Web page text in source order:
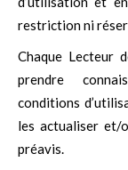
restriction ni
Chaque Lecteur
prendre
conditions
les actualiser et/
préavis.